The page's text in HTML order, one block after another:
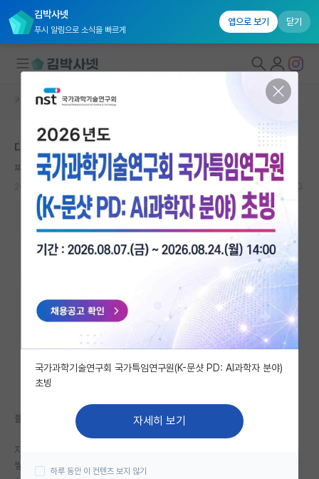
김박사넷
푸시 알림으로 소식을 빠르게
앱으로 보기 닫기
연구실&오픈랩
커뮤니티
커뮤니티 홈
IF 명예의전당
자유 게시판(아무개랩)
미국 유학 게시판
미국 대학원 합격 후기 게시판
대학원생 모집 게시판
커뮤니티 홈 자유 게시판(아무개랩)
대학원 입시 경쟁PT 해야함
찌질한 베르너 하이젠버그
블라인드로
자기가 하고 싶은 주제가 뭐고, 어떻게 연구하고 싶고, 그 연구를 하기 위해
쌓은 지식이 뭐고, 대학원 와서는 그 연구를 위해 무슨 공부를 할 거고 + 박
국가과학기술연구회 국가특임연구원(K-문샷 PD: AI과학자 분야)
초빙
자세히 보기
하루 동안 이 컨텐츠 보지 않기